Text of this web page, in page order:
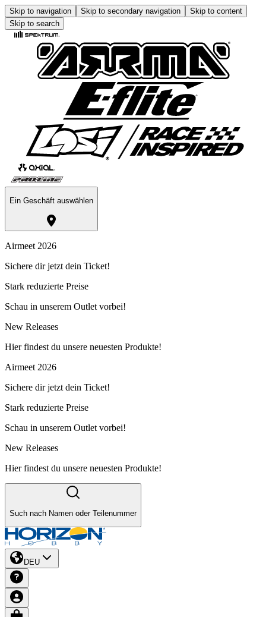
Skip to navigation Skip to secondary navigation
Skip to content
Skip to search
Ein Geschäft auswählen
Airmeet 2026
Sichere dir jetzt dein Ticket!
Stark reduzierte Preise
Schau in unserem Outlet vorbei!
New Releases
Hier findest du unsere neuesten Produkte!
Airmeet 2026
Sichere dir jetzt dein Ticket!
Stark reduzierte Preise
Schau in unserem Outlet vorbei!
New Releases
Hier findest du unsere neuesten Produkte!
Such nach Namen oder Teilenummer
DEU